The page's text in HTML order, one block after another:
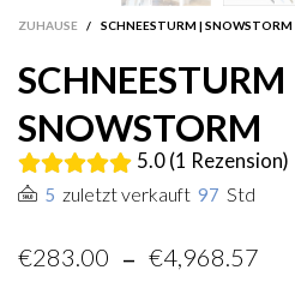
ZUHAUSE / SCHNEESTURM | SNOWSTORM
SCHNEESTURM
SNOWSTORM
5.0 (1 Rezension)
5 zuletzt verkauft 97 Std
€283.00 - €4,968.57